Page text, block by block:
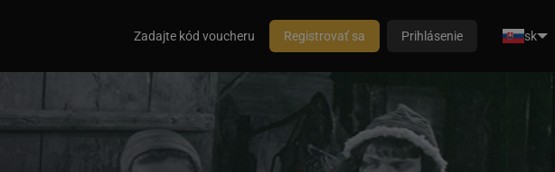
Zadajte kód voucheru Registrovať sa Prihlásenie sk